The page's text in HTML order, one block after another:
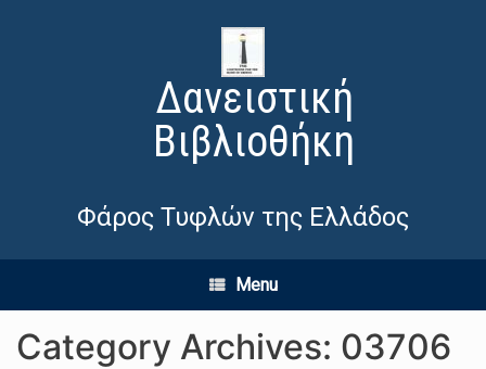
Δανειστική
Βιβλιοθήκη
Φάρος Τυφλών της Ελλάδος
Menu
Category Archives: 03706